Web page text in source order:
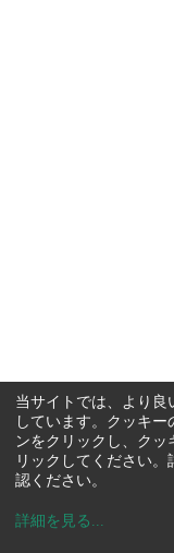
当サイトでは、より良
しています。クッキ
ンをクリックし、ク
リックしてください
認ください。
詳細を見る ...